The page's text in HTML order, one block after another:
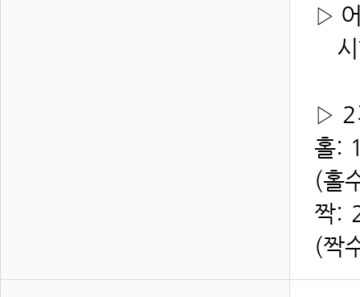
▷
시
▷ 2
홀:
(홀
짝:
(짝